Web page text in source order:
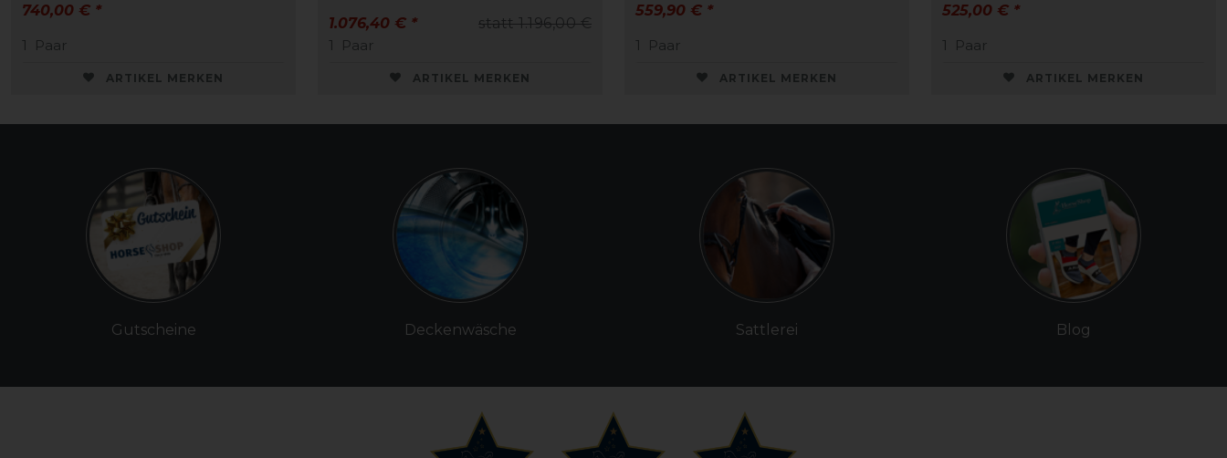
740,00 € *
1
Paar
ARTIKEL MERKEN
statt 1.196,00 €
1.076,40 € *
1
Paar
ARTIKEL MERKEN
559,90 € *
1
Paar
ARTIKEL MERKEN
525,00 € *
1
Paar
ARTIKEL MERKEN
Gutscheine Deckenwäsche Sattlerei Blog